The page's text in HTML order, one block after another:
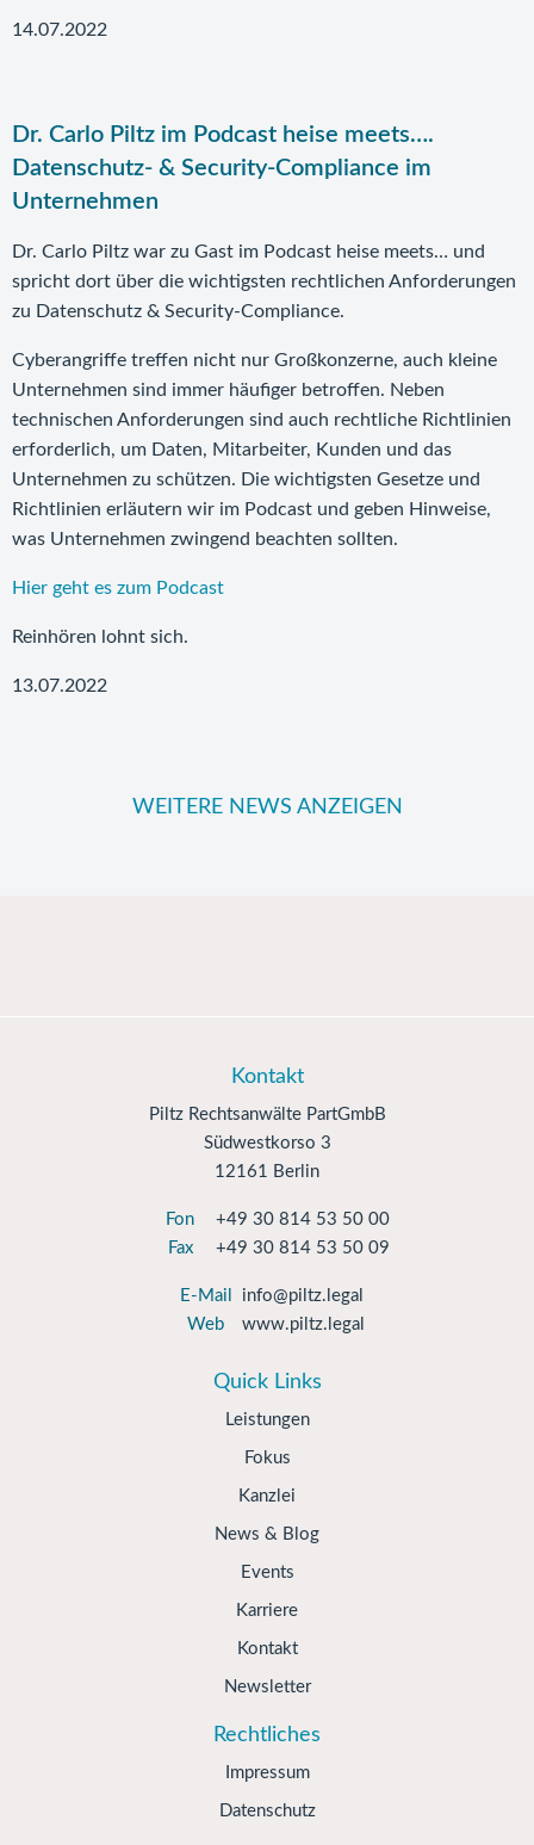
14.07.2022
Dr. Carlo Piltz im Podcast heise meets….
Datenschutz- & Security-Compliance im
Unternehmen
Dr. Carlo Piltz war zu Gast im Podcast heise meets… und
spricht dort über die wichtigsten rechtlichen Anforderungen
zu Datenschutz & Security-Compliance.
Cyberangriffe treffen nicht nur Großkonzerne, auch kleine
Unternehmen sind immer häufiger betroffen. Neben
technischen Anforderungen sind auch rechtliche Richtlinien
erforderlich, um Daten, Mitarbeiter, Kunden und das
Unternehmen zu schützen. Die wichtigsten Gesetze und
Richtlinien erläutern wir im Podcast und geben Hinweise,
was Unternehmen zwingend beachten sollten.
Hier geht es zum Podcast
Reinhören lohnt sich.
13.07.2022
WEITERE NEWS ANZEIGEN
Kontakt
Piltz Rechtsanwälte PartGmbB
Südwestkorso 3
12161 Berlin
Fon
+49 30 814 53 50 00
Fax
+49 30 814 53 50 09
E-Mail
info@piltz.legal
Web
www.piltz.legal
Quick Links
Leistungen
Fokus
Kanzlei
News & Blog
Events
Karriere
Kontakt
Newsletter
Rechtliches
Impressum
Datenschutz